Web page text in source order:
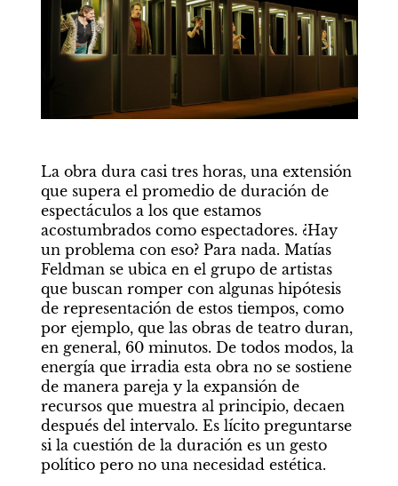
La obra dura casi tres horas, una extensión
que supera el promedio de duración de
espectáculos a los que estamos
acostumbrados como espectadores. ¿Hay
un problema con eso? Para nada. Matías
Feldman se ubica en el grupo de artistas
que buscan romper con algunas hipótesis
de representación de estos tiempos, como
por ejemplo, que las obras de teatro duran,
en general, 60 minutos. De todos modos, la
energía que irradia esta obra no se sostiene
de manera pareja y la expansión de
recursos que muestra al principio, decaen
después del intervalo. Es lícito preguntarse
si la cuestión de la duración es un gesto
político pero no una necesidad estética.